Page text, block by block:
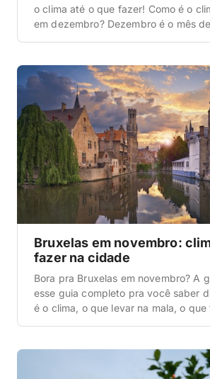
o clima até o que fazer! Como é o
em dezembro? Dezembro é o mês
cenário urbano ganha um ar mágico
Bruxelas em novembro:
fazer na cidade
Bora pra Bruxelas em novembro? A
esse guia completo pra você saber
é o clima, o que levar na mala, o
com aquele charme europeu de